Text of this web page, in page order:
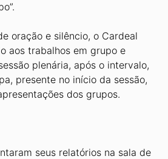
oração e silêncio, o Cardeal
aos trabalhos em grupo e
plenária, após o intervalo,
presente no início da sessão,
dos grupos.
seus relatórios na sala de